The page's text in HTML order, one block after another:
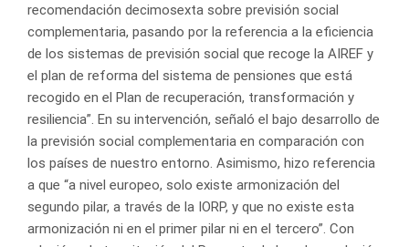
recomendación decimosexta sobre previsión social
complementaria, pasando por la referencia a la eficiencia
de los sistemas de previsión social que recoge la AIREF y
el plan de reforma del sistema de pensiones que está
recogido en el Plan de recuperación, transformación y
resiliencia”. En su intervención, señaló el bajo desarrollo de
la previsión social complementaria en comparación con
los países de nuestro entorno. Asimismo, hizo referencia
a que “a nivel europeo, solo existe armonización del
segundo pilar, a través de la IORP, y que no existe esta
armonización ni en el primer pilar ni en el tercero”. Con